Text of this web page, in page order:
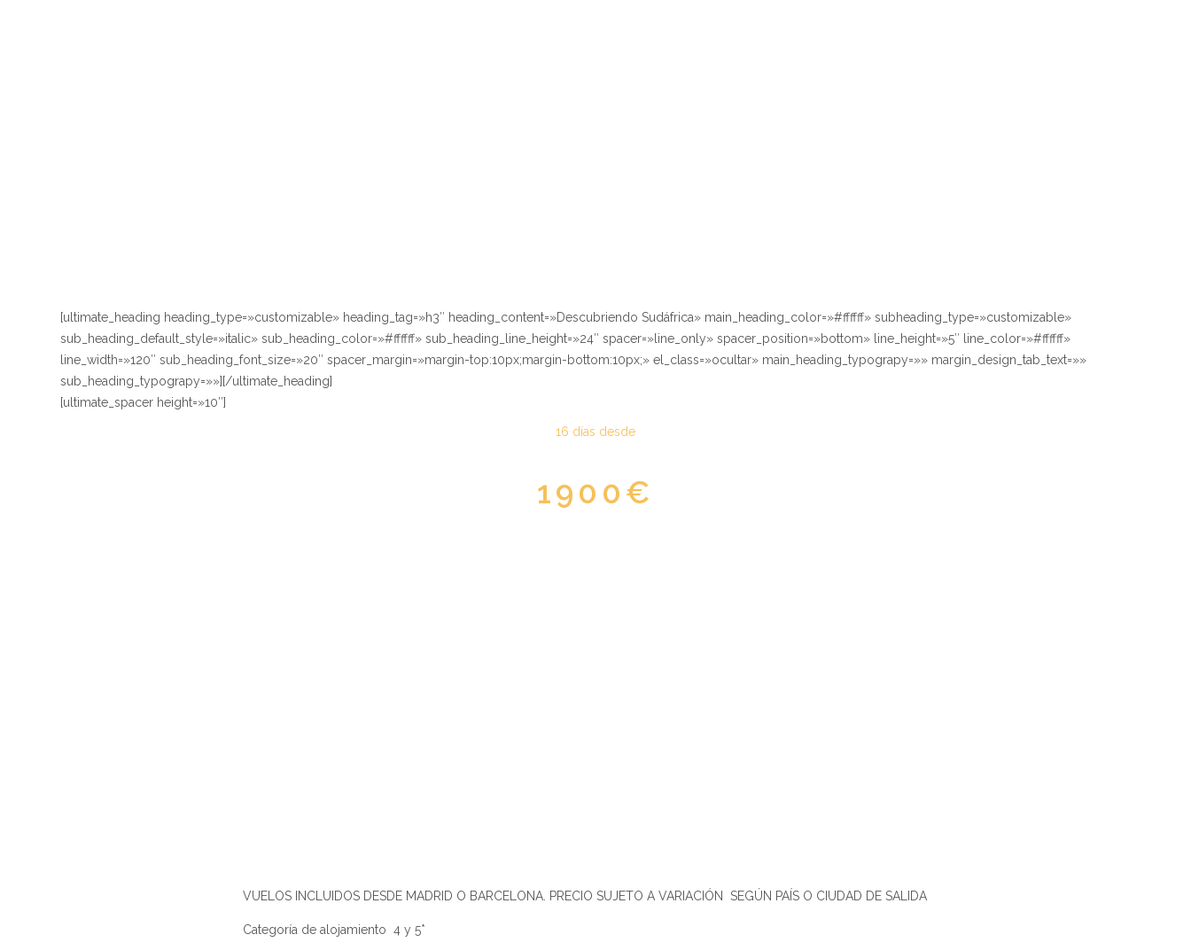
[ultimate_heading heading_type=»customizable» heading_tag=»h3″ heading_content=»Descubriendo Sudáfrica» main_heading_color=»#ffffff» subheading_type=»customizable»
sub_heading_default_style=»italic» sub_heading_color=»#ffffff» sub_heading_line_height=»24″ spacer=»line_only» spacer_position=»bottom» line_height=»5″ line_color=»#ffffff»
line_width=»120″ sub_heading_font_size=»20″ spacer_margin=»margin-top:10px;margin-bottom:10px;» el_class=»ocultar» main_heading_typograpy=»» margin_design_tab_text=»»
sub_heading_typograpy=»»][/ultimate_heading]
[ultimate_spacer height=»10″]
16 días desde
1900€
VUELOS INCLUIDOS DESDE MADRID O BARCELONA. PRECIO SUJETO A VARIACIÓN SEGÚN PAÍS O CIUDAD DE SALIDA
Categoría de alojamiento 4 y 5*